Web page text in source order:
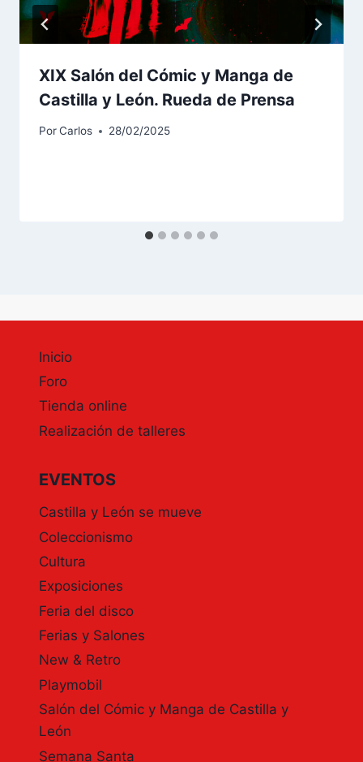
XIX Salón del Cómic y Manga de
Castilla y León. Rueda de Prensa
PorCarlos 28/02/2025
Inicio
Foro
Tienda online
Realización de talleres
EVENTOS
Castilla y León se mueve
Coleccionismo
Cultura
Exposiciones
Feria del disco
Ferias y Salones
New & Retro
Playmobil
Salón del Cómic y Manga de Castilla y
León
Semana Santa